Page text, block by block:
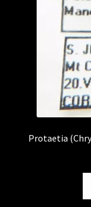
Protaetia